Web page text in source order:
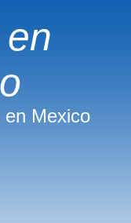
en Mexico